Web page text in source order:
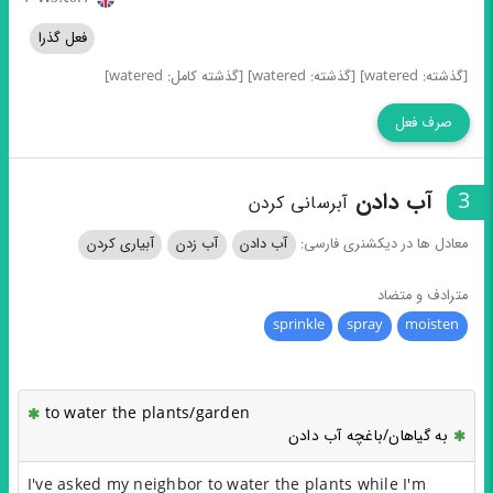
فعل گذرا
[گذشته: watered]
[گذشته: watered] [گذشته کامل: watered]
صرف فعل
3 آب دادن آبرسانی کردن
معادل ها در دیکشنری فارسی: آب دادن آب زدن آبیاری کردن
مترادف و متضاد
moisten
spray
sprinkle
to water the plants/garden
به گیاهان/باغچه آب دادن
I've asked my neighbor to water the plants while I'm